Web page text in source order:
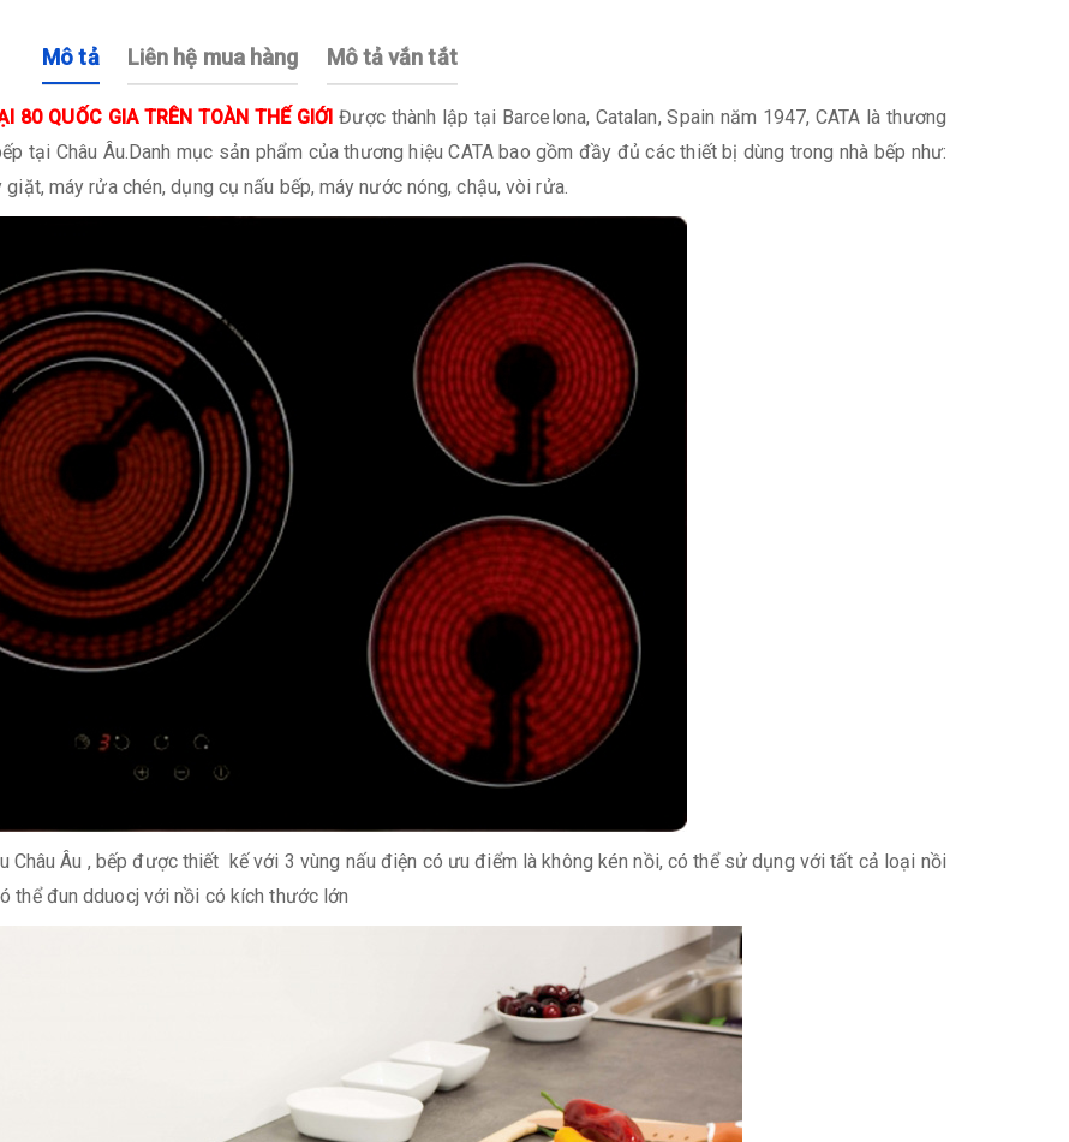
Mô tả Liên hệ mua hàng Mô tả vắn tắt
80 QUỐC GIA TRÊN TOÀN THẾ GIỚIĐược thành lập tại Barcelona, Catalan, Spain năm 1947, CATA là thương
tại Châu Âu.Danh mục sản phẩm của thương hiệu CATA bao gồm đầy đủ các thiết bị dùng trong nhà bếp như:
máy rửa chén, dụng cụ nấu bếp, máy nước nóng, chậu, vòi rửa.
Châu Âu , bếp được thiết kế với 3 vùng nấu điện có ưu điểm là không kén nồi, có thể sử dụng với tất cả loại nồi
thể đun dduocj với nồi có kích thước lớn